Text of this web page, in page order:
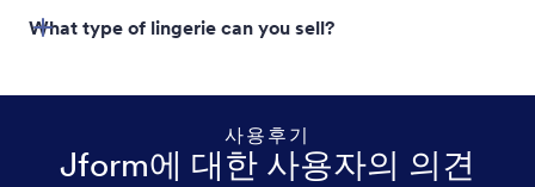
What type of lingerie can you sell?
사용후기
Jform에 대한 사용자의 의견